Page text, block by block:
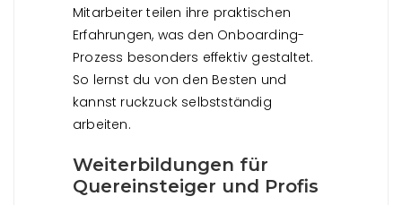
Mitarbeiter teilen ihre praktischen
Erfahrungen, was den Onboarding-
Prozess besonders effektiv gestaltet.
So lernst du von den Besten und
kannst ruckzuck selbstständig
arbeiten.
Weiterbildungen für
Quereinsteiger und Profis